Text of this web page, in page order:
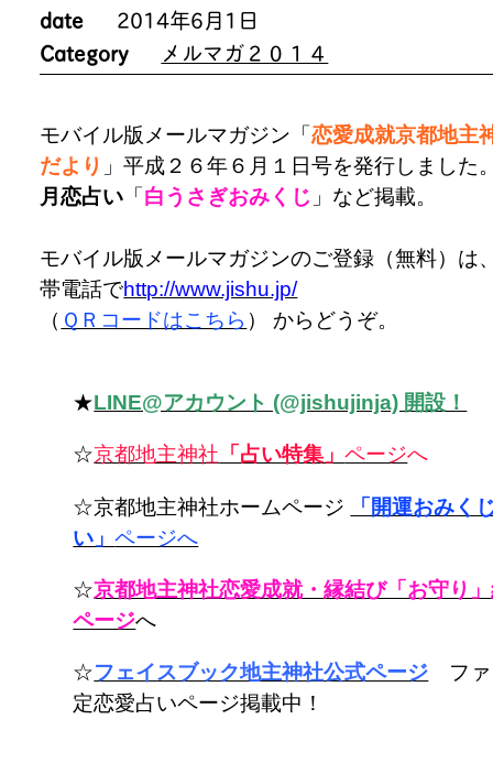
date
2014年6月1日
Category
メルマガ２０１４
モバイル版メールマガジン「恋愛成就京都地主
だより 」平成２６年６月１日号を発行しました
月恋占い 「白うさぎおみくじ 」など掲載。
モバイル版メールマガジンのご登録（無料）は
帯電話でhttp://www.jishu.jp/
（ ＱＲコードはこちら ） からどうぞ。
★LINE@アカウント (@jishujinja) 開設！
☆京都地主神社 「占い特集」ページへ
☆京都地主神社ホームページ
「開運おみく
い」ページへ
☆京都地主神社恋愛成就・縁結び「お守り
ページへ
☆フェイスブック地主神社公式ページ ファ
定恋愛占いページ掲載中！